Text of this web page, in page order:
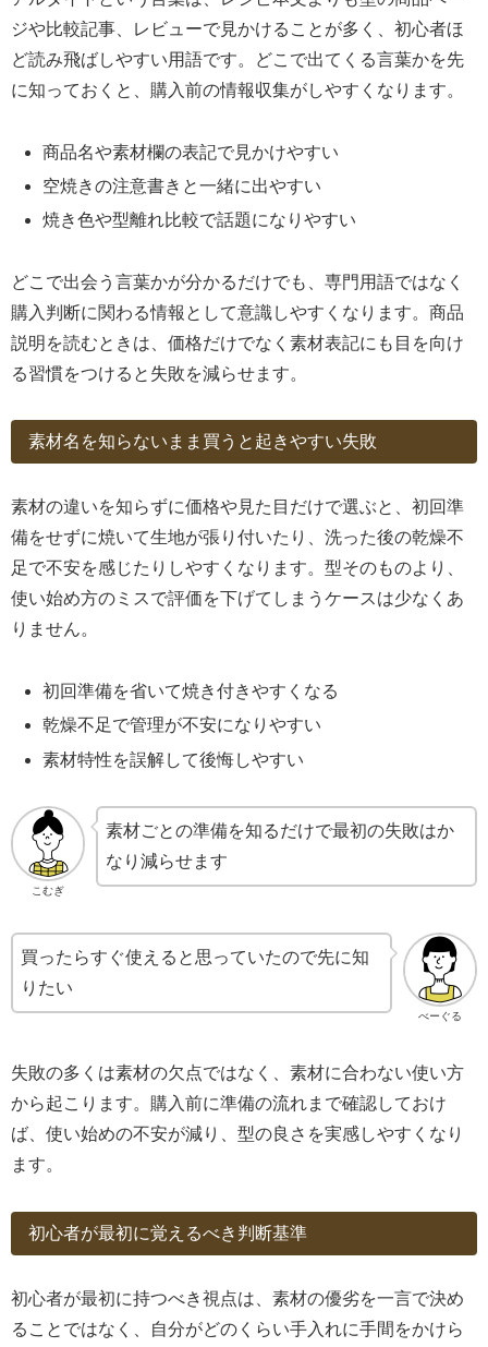
ジや比較記事、レビューで見かけることが多く、初心者ほ
ど読み飛ばしやすい用語です。どこで出てくる言葉かを先
に知っておくと、購入前の情報収集がしやすくなります。
商品名や素材欄の表記で見かけやすい
空焼きの注意書きと一緒に出やすい
焼き色や型離れ比較で話題になりやすい
どこで出会う言葉かが分かるだけでも、専門用語ではなく
購入判断に関わる情報として意識しやすくなります。商品
説明を読むときは、価格だけでなく素材表記にも目を向け
る習慣をつけると失敗を減らせます。
素材名を知らないまま買うと起きやすい失敗
素材の違いを知らずに価格や見た目だけで選ぶと、初回準
備をせずに焼いて生地が張り付いたり、洗った後の乾燥不
足で不安を感じたりしやすくなります。型そのものより、
使い始め方のミスで評価を下げてしまうケースは少なくあ
りません。
初回準備を省いて焼き付きやすくなる
乾燥不足で管理が不安になりやすい
素材特性を誤解して後悔しやすい
こむぎ
素材ごとの準備を知るだけで最初の失敗はか
なり減らせます
べーぐる
買ったらすぐ使えると思っていたので先に知
りたい
失敗の多くは素材の欠点ではなく、素材に合わない使い方
から起こります。購入前に準備の流れまで確認しておけ
ば、使い始めの不安が減り、型の良さを実感しやすくなり
ます。
初心者が最初に覚えるべき判断基準
初心者が最初に持つべき視点は、素材の優劣を一言で決め
ることではなく、自分がどのくらい手入れに手間をかけら